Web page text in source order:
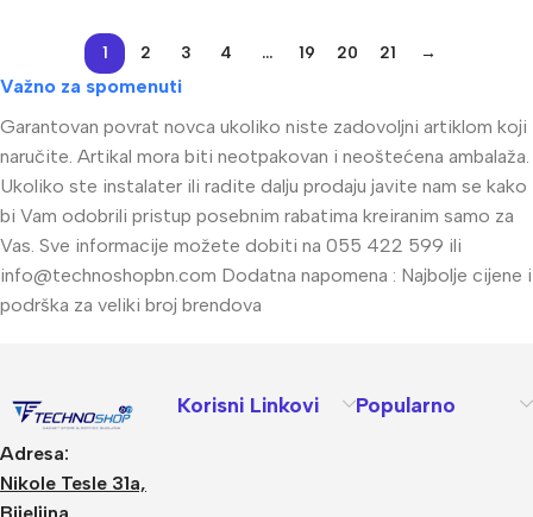
1 2 3 4 … 19 20 21 →
Važno za spomenuti
Garantovan povrat novca ukoliko niste zadovoljni artiklom koji
naručite. Artikal mora biti neotpakovan i neoštećena ambalaža.
Ukoliko ste instalater ili radite dalju prodaju javite nam se kako
bi Vam odobrili pristup posebnim rabatima kreiranim samo za
Vas. Sve informacije možete dobiti na 055 422 599 ili
info@technoshopbn.com Dodatna napomena : Najbolje cijene i
podrška za veliki broj brendova
Adresa:
Nikole Tesle 31a,
Bijeljina
Korisni Linkovi Popularno